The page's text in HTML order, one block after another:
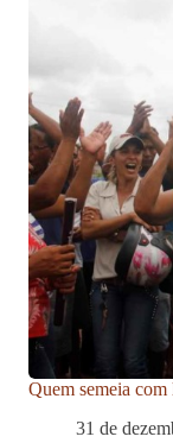
Quem semeia
31 de